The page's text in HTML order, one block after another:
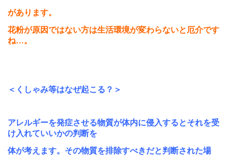
があります。
花粉が原因ではない方は生活環境が変わらないと厄介です
ね…。
＜くしゃみ等はなぜ起こる？＞
アレルギーを発症させる物質が体内に侵入するとそれを受
け入れていいかの判断を
体が考えます。その物質を排除すべきだと判断された場